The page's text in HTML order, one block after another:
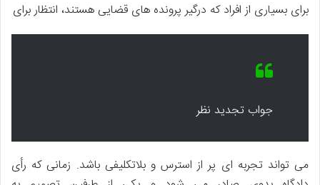
برای بسیاری از افراد که درگیر پرونده های قضایی هستند، انتظار برای
جواب تجدید نظر
می تواند تجربه ای پر از استرس و بلاتکلیفی باشد. زمانی که رأی